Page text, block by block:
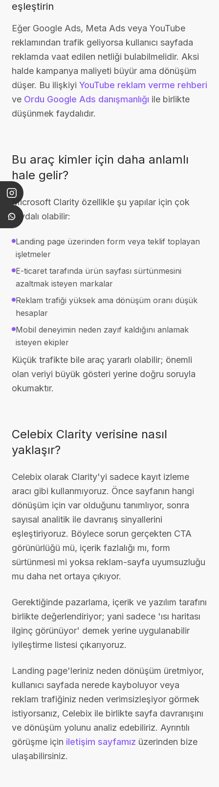
eşleştirin
Eğer Google Ads, Meta Ads veya YouTube
reklamından trafik geliyorsa kullanıcı sayfada
reklamda vaat edilen netliği bulabilmelidir. Aksi
halde kampanya maliyeti büyür ama dönüşüm
düşer. Bu ilişkiyi YouTube reklam verme rehberi
ve Ordu Google Ads danışmanlığı ile birlikte
düşünmek faydalıdır.
Bu araç kimler için daha anlamlı
hale gelir?
Microsoft Clarity özellikle şu yapılar için çok
faydalı olabilir:
Landing page üzerinden form veya teklif toplayan
işletmeler
E-ticaret tarafında ürün sayfası sürtünmesini
azaltmak isteyen markalar
Reklam trafiği yüksek ama dönüşüm oranı düşük
hesaplar
Mobil deneyimin neden zayıf kaldığını anlamak
isteyen ekipler
Küçük trafikte bile araç yararlı olabilir; önemli
olan veriyi büyük gösteri yerine doğru soruyla
okumaktır.
Celebix Clarity verisine nasıl
yaklaşır?
Celebix olarak Clarity'yi sadece kayıt izleme
aracı gibi kullanmıyoruz. Önce sayfanın hangi
dönüşüm için var olduğunu tanımlıyor, sonra
sayısal analitik ile davranış sinyallerini
eşleştiriyoruz. Böylece sorun gerçekten CTA
görünürlüğü mü, içerik fazlalığı mı, form
sürtünmesi mi yoksa reklam-sayfa uyumsuzluğu
mu daha net ortaya çıkıyor.
Gerektiğinde pazarlama, içerik ve yazılım tarafını
birlikte değerlendiriyor; yani sadece 'ısı haritası
ilginç görünüyor' demek yerine uygulanabilir
iyileştirme listesi çıkarıyoruz.
Landing page'leriniz neden dönüşüm üretmiyor,
kullanıcı sayfada nerede kayboluyor veya
reklam trafiğiniz neden verimsizleşiyor görmek
istiyorsanız, Celebix ile birlikte sayfa davranışını
ve dönüşüm yolunu analiz edebiliriz. Ayrıntılı
görüşme için iletişim sayfamız üzerinden bize
ulaşabilirsiniz.